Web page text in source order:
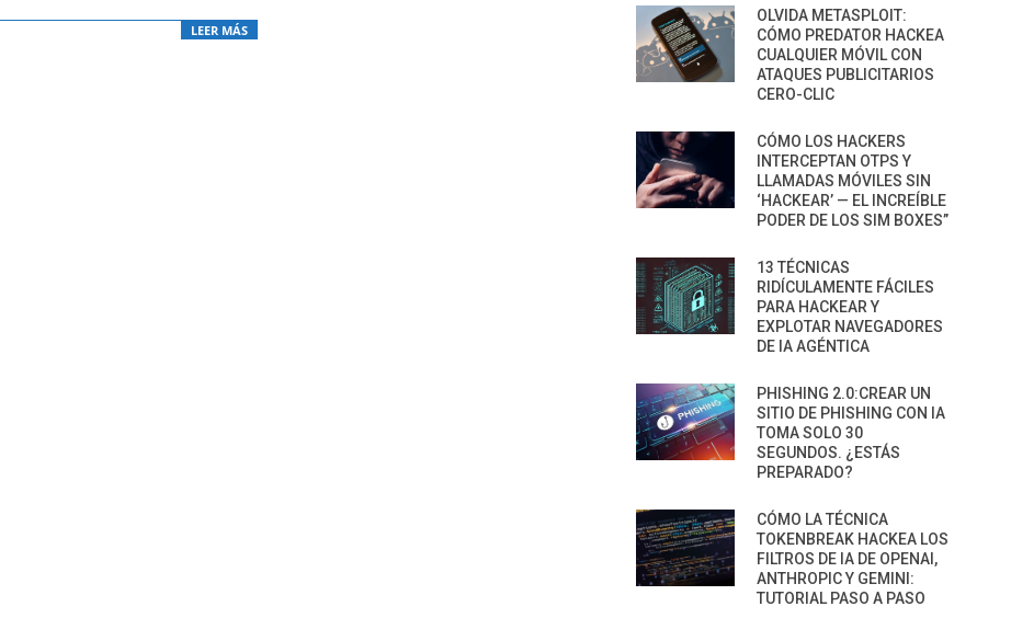
LEER MÁS
OLVIDA METASPLOIT:
CÓMO PREDATOR HACKEA
CUALQUIER MÓVIL CON
ATAQUES PUBLICITARIOS
CERO-CLIC
CÓMO LOS HACKERS
INTERCEPTAN OTPS Y
LLAMADAS MÓVILES SIN
‘HACKEAR’ — EL INCREÍBLE
PODER DE LOS SIM BOXES”
13 TÉCNICAS
RIDÍCULAMENTE FÁCILES
PARA HACKEAR Y
EXPLOTAR NAVEGADORES
DE IA AGÉNTICA
PHISHING 2.0:CREAR UN
SITIO DE PHISHING CON IA
TOMA SOLO 30
SEGUNDOS. ¿ESTÁS
PREPARADO?
CÓMO LA TÉCNICA
TOKENBREAK HACKEA LOS
FILTROS DE IA DE OPENAI,
ANTHROPIC Y GEMINI:
TUTORIAL PASO A PASO